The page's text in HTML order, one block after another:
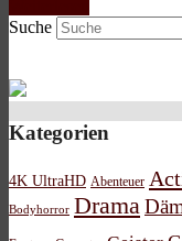
Suche
Kategorien
4K UltraHD Abenteuer
Bodyhorror Drama